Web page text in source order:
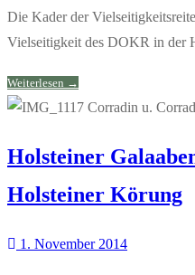
Die Kader der
Vielseitigkeit des DOKR in der
Weiterlesen →
Holsteiner
Holsteiner Körung
1. November 2014